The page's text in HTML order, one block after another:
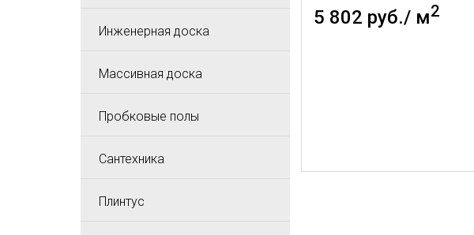
Инженерная доска
Массивная доска
Пробковые полы
Сантехника
Плинтус
5 802 руб./ м2